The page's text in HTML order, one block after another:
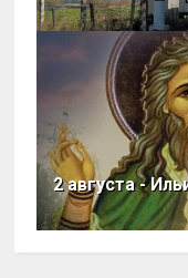
2 августа -